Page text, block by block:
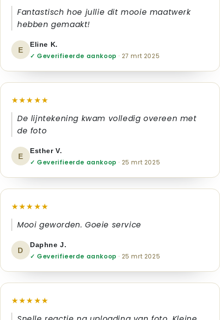
Fantastisch hoe jullie dit mooie maatwerk
hebben gemaakt!
E
Eline K.
✓ Geverifieerde aankoop · 27 mrt 2025
★★★★★
De lijntekening kwam volledig overeen met
de foto
E
Esther V.
✓ Geverifieerde aankoop · 25 mrt 2025
★★★★★
Mooi geworden. Goeie service
D
Daphne J.
✓ Geverifieerde aankoop · 25 mrt 2025
★★★★★